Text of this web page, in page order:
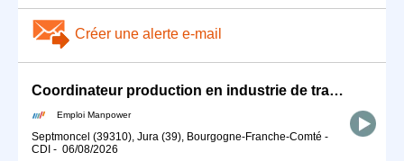
Créer une alerte e-mail
Coordinateur production en industrie de transformation - Secteur Septmoncel (H/F)
Emploi Manpower
Septmoncel (39310), Jura (39), Bourgogne-Franche-Comté -
CDI - 06/08/2026